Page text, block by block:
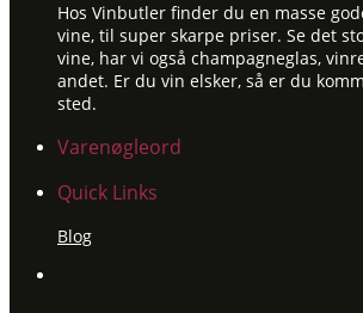
Hos Vinbutler finder du en masse
vine, til super skarpe priser. Se det
vine, har vi også champagneglas,
andet. Er du vin elsker, så er du
sted.
Varenøgleord
Quick Links
Blog